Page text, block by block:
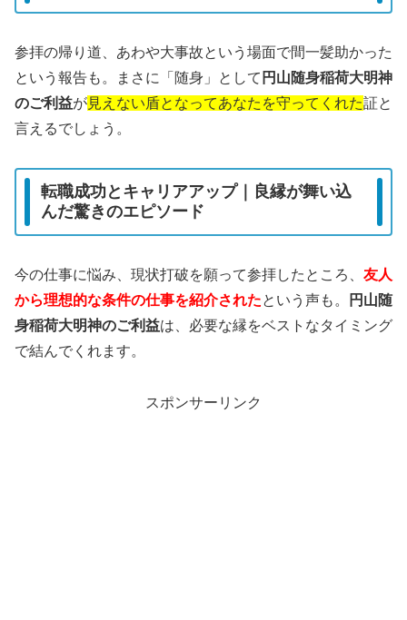
参拝の帰り道、あわや大事故という場面で間一髪助かった
という報告も。まさに「随身」として 円山随身稲荷大明神
のご利益が見えない盾となってあなたを守ってくれた証と
言えるでしょう。
転職成功とキャリアアップ｜良縁が舞い込
んだ驚きのエピソード
今の仕事に悩み、現状打破を願って参拝したところ、 友人
から理想的な条件の仕事を紹介されたという声も。
円山随
身稲荷大明神のご利益は、必要な縁をベストなタイミング
で結んでくれます。
スポンサーリンク